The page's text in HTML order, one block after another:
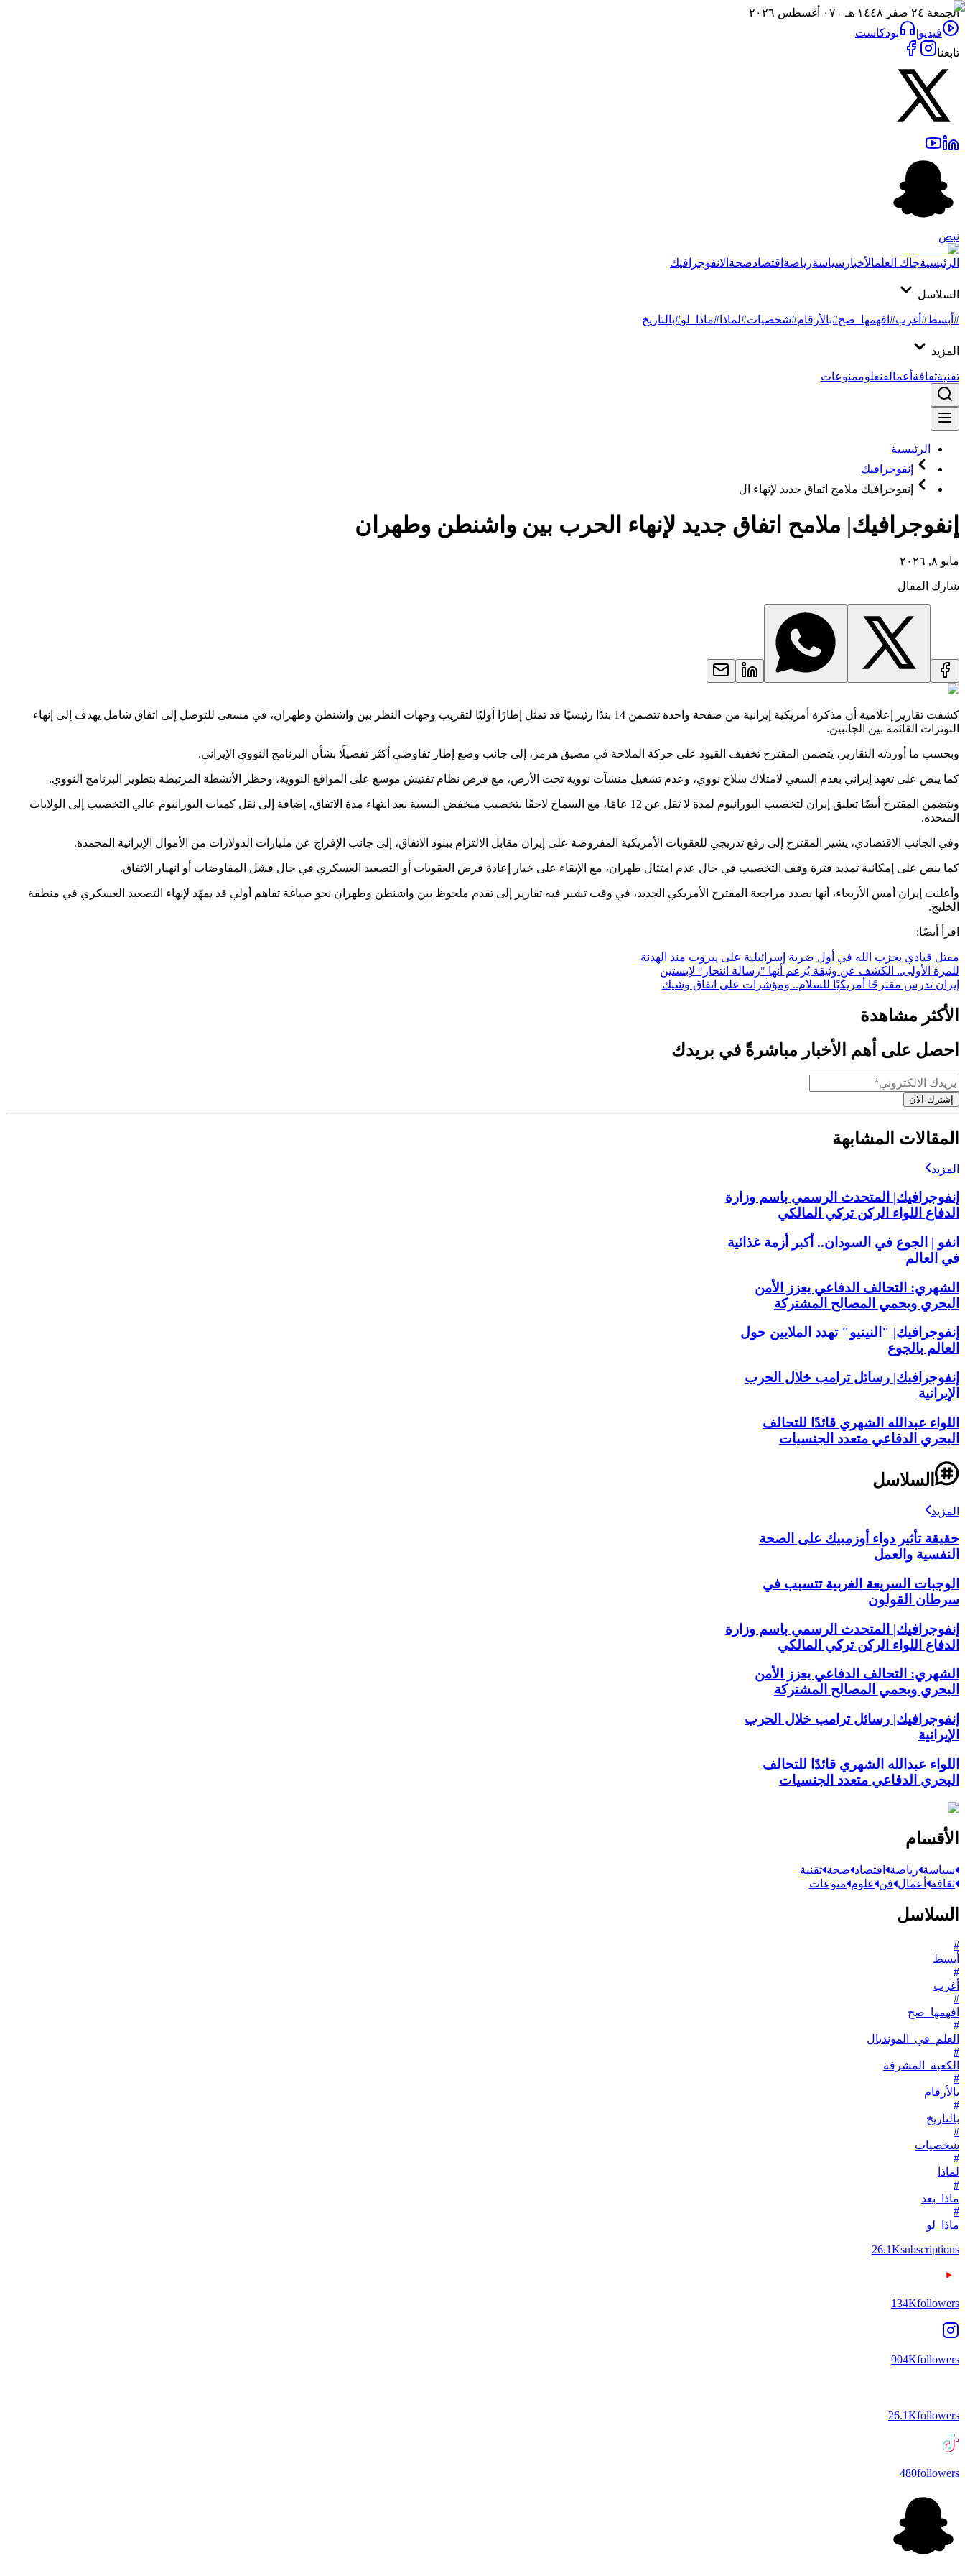
الجمعة ٢٤ صفر ١٤٤٨ هـ - ٠٧ أغسطس ٢٠٢٦
فيديو| بودكاست|
تابعنا
نبض
الرئيسيةجاك العلمالأخبار سياسةرياضة اقتصادصحة الانفوجرافيك
السلاسل
#أبسط#أغرب#افهمها_صح#بالأرقام#شخصيات#لماذا #ماذا_لو#بالتاريخ
المزيد
تقنيةثقافة أعمالفنعلوممنوعات
الرئيسية
إنفوجرافيك
إنفوجرافيك ملامح اتفاق جديد لإنهاء ال
إنفوجرافيك| ملامح اتفاق جديد لإنهاء الحرب بين واشنطن وطهران
مايو ٨, ٢٠٢٦
شارك المقال
كشفت تقارير إعلامية أن مذكرة أمريكية إيرانية من صفحة واحدة تتضمن 14 بندًا رئيسيًا قد تمثل إطارًا أوليًا لتقريب وجهات النظر بين واشنطن وطهران، في مسعى للتوصل إلى اتفاق شامل يهدف إلى إنهاء
التوترات القائمة بين الجانبين.
وبحسب ما أوردته التقارير، يتضمن المقترح تخفيف القيود على حركة الملاحة في مضيق هرمز، إلى جانب وضع إطار تفاوضي أكثر تفصيلًا بشأن البرنامج النووي الإيراني.
كما ينص على تعهد إيراني بعدم السعي لامتلاك سلاح نووي، وعدم تشغيل منشآت نووية تحت الأرض، مع فرض نظام تفتيش موسع على المواقع النووية، وحظر الأنشطة المرتبطة بتطوير البرنامج النووي.
ويتضمن المقترح أيضًا تعليق إيران لتخصيب اليورانيوم لمدة لا تقل عن 12 عامًا، مع السماح لاحقًا بتخصيب منخفض النسبة بعد انتهاء مدة الاتفاق، إضافة إلى نقل كميات اليورانيوم عالي التخصيب إلى الولايات
المتحدة.
وفي الجانب الاقتصادي، يشير المقترح إلى رفع تدريجي للعقوبات الأمريكية المفروضة على إيران مقابل الالتزام ببنود الاتفاق، إلى جانب الإفراج عن مليارات الدولارات من الأموال الإيرانية المجمدة.
كما ينص على إمكانية تمديد فترة وقف التخصيب في حال عدم امتثال طهران، مع الإبقاء على خيار إعادة فرض العقوبات أو التصعيد العسكري في حال فشل المفاوضات أو انهيار الاتفاق.
وأعلنت إيران أمس الأربعاء، أنها بصدد مراجعة المقترح الأمريكي الجديد، في وقت تشير فيه تقارير إلى تقدم ملحوظ بين واشنطن وطهران نحو صياغة تفاهم أولي قد يمهّد لإنهاء التصعيد العسكري في منطقة
الخليج.
اقرأ أيضًا:
مقتل قيادي بحزب الله في أول ضربة إسرائيلية على بيروت منذ الهدنة
للمرة الأولى.. الكشف عن وثيقة يُزعم أنها "رسالة انتحار" لإبستين
إيران تدرس مقترحًا أمريكيًا للسلام.. ومؤشرات على اتفاق وشيك
الأكثر مشاهدة
احصل على أهم الأخبار مباشرةً في بريدك
إشترك الآن
المقالات المشابهة
المزيد
إنفوجرافيك| المتحدث الرسمي باسم وزارة
الدفاع اللواء الركن تركي المالكي
انفو | الجوع في السودان.. أكبر أزمة غذائية
في العالم
الشهري: التحالف الدفاعي يعزز الأمن
البحري ويحمي المصالح المشتركة
إنفوجرافيك| "النينيو" تهدد الملايين حول
العالم بالجوع
إنفوجرافيك| رسائل ترامب خلال الحرب
الإيرانية
اللواء عبدالله الشهري قائدًا للتحالف
البحري الدفاعي متعدد الجنسيات
السلاسل
المزيد
حقيقة تأثير دواء أوزمبيك على الصحة
النفسية والعمل
الوجبات السريعة الغربية تتسبب في
سرطان القولون
إنفوجرافيك| المتحدث الرسمي باسم وزارة
الدفاع اللواء الركن تركي المالكي
الشهري: التحالف الدفاعي يعزز الأمن
البحري ويحمي المصالح المشتركة
إنفوجرافيك| رسائل ترامب خلال الحرب
الإيرانية
اللواء عبدالله الشهري قائدًا للتحالف
البحري الدفاعي متعدد الجنسيات
الأقسام
سياسة رياضة اقتصاد صحة تقنية
ثقافة
أعمال فن علوم منوعات
السلاسل
#
أبسط
#
أغرب
#
افهمها_صح
#
العلم_في_المونديال
#
الكعبة_المشرفة
#
بالأرقام
#
بالتاريخ
#
شخصيات
#
لماذا
#
ماذا_بعد
#
ماذا_لو
26.1Ksubscriptions
134Kfollowers
904Kfollowers
26.1Kfollowers
480followers